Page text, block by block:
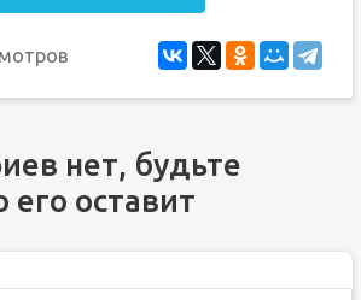
нет, будьте
оставит